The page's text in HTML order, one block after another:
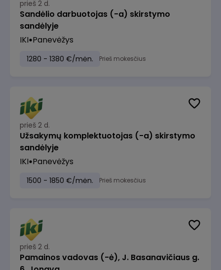
prieš 2 d.
Sandėlio darbuotojas (-a) skirstymo
sandėlyje
IKI Panevėžys
1280 - 1380 €/mėn. Prieš mokesčius
prieš 2 d.
Užsakymų komplektuotojas (-a) skirstymo
sandėlyje
IKI Panevėžys
1500 - 1850 €/mėn. Prieš mokesčius
prieš 2 d.
Pamainos vadovas (-ė), J. Basanavičiaus g.